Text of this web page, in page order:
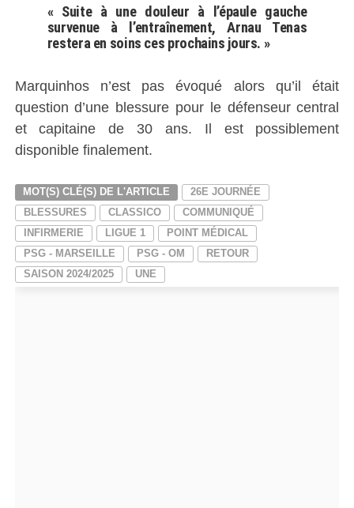
« Suite à une douleur à l’épaule gauche
survenue à l’entraînement, Arnau Tenas
restera en soins ces prochains jours. »
Marquinhos n’est pas évoqué alors qu’il était
question d’une blessure pour le défenseur central
et capitaine de 30 ans. Il est possiblement
disponible finalement.
MOT(S) CLÉ(S) DE L'ARTICLE
26E JOURNÉE
BLESSURES
CLASSICO
COMMUNIQUÉ
INFIRMERIE
LIGUE 1
POINT MÉDICAL
PSG - MARSEILLE
PSG - OM
RETOUR
SAISON 2024/2025
UNE